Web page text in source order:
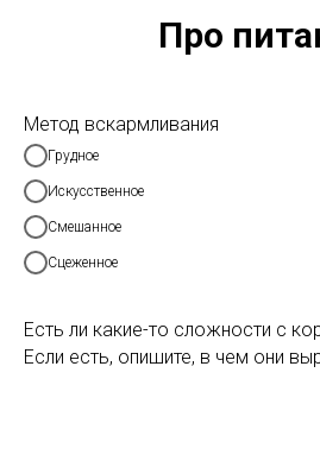
Про
Метод вскармливания
Грудное
Искусственное
Смешанное
Сцеженное
Есть ли какие-то сложности с
Если есть, опишите, в чем они